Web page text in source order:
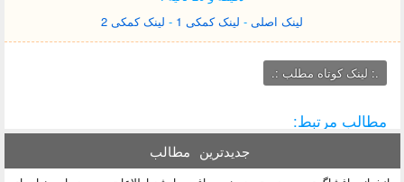
لینک اصلی- لینک کمکی 1 - لینک کمکی 2
.: لينک کوتاه مطلب :.
مطالب مرتبط:
جدیدترین مطالب